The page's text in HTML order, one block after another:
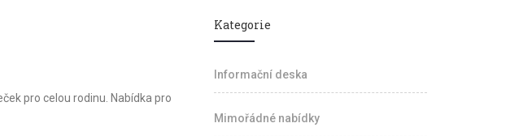
pro celou rodinu. Nabídka pro
Kategorie
Informační deska
Mimořádné nabídky